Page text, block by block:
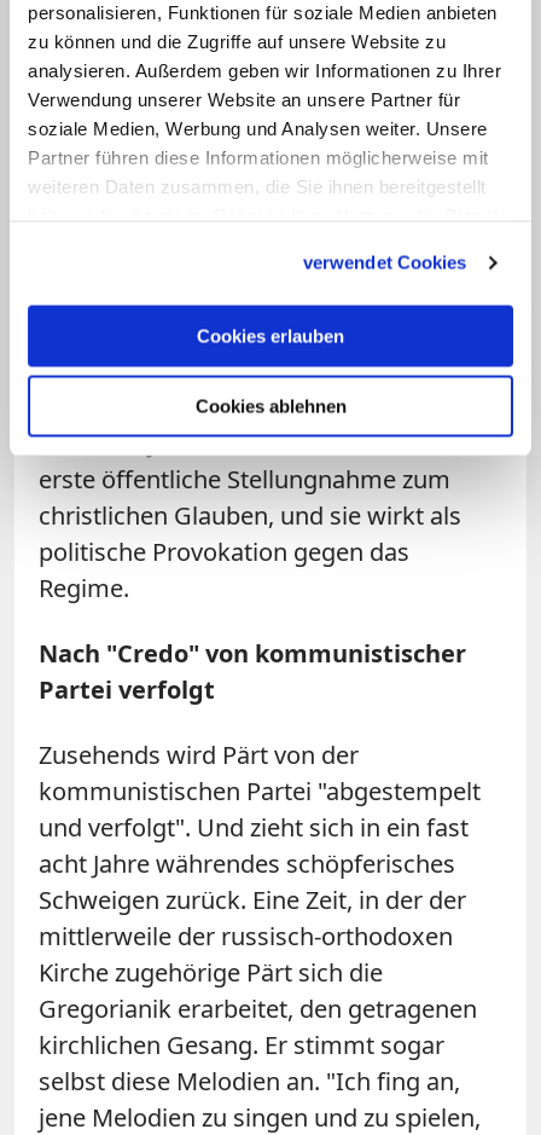
personalisieren, Funktionen für soziale Medien anbieten
zu können und die Zugriffe auf unsere Website zu
analysieren. Außerdem geben wir Informationen zu Ihrer
Verwendung unserer Website an unsere Partner für
soziale Medien, Werbung und Analysen weiter. Unsere
Partner führen diese Informationen möglicherweise mit
weiteren Daten zusammen, die Sie ihnen bereitgestellt
verwendet Cookies
Cookies erlauben
Cookies ablehnen
Das "Salve Regina" von Arvo Pärt.
EMTAVIDEO/youtube.com
1968 wird sein Stück "Credo"
uraufgeführt - ein Wendepunkt in seinem
Konfrontation von avantgardistisch
Neuem und Alter Musik, einer
Auseinandersetzung mit Johann
Sebastian Bach und dessen C-Dur-
Präludium. Mit dem gesungenen Vers
"Credo in Jesum Christum" ist es Pärts
erste öffentliche Stellungnahme zum
christlichen Glauben, und sie wirkt als
politische Provokation gegen das
Regime.
Nach "Credo" von kommunistischer
Partei verfolgt
Zusehends wird Pärt von der
kommunistischen Partei "abgestempelt
und verfolgt". Und zieht sich in ein fast
acht Jahre währendes schöpferisches
Schweigen zurück. Eine Zeit, in der der
mittlerweile der russisch-orthodoxen
Kirche zugehörige Pärt sich die
Gregorianik erarbeitet, den getragenen
kirchlichen Gesang. Er stimmt sogar
selbst diese Melodien an. "Ich fing an,
jene Melodien zu singen und zu spielen,